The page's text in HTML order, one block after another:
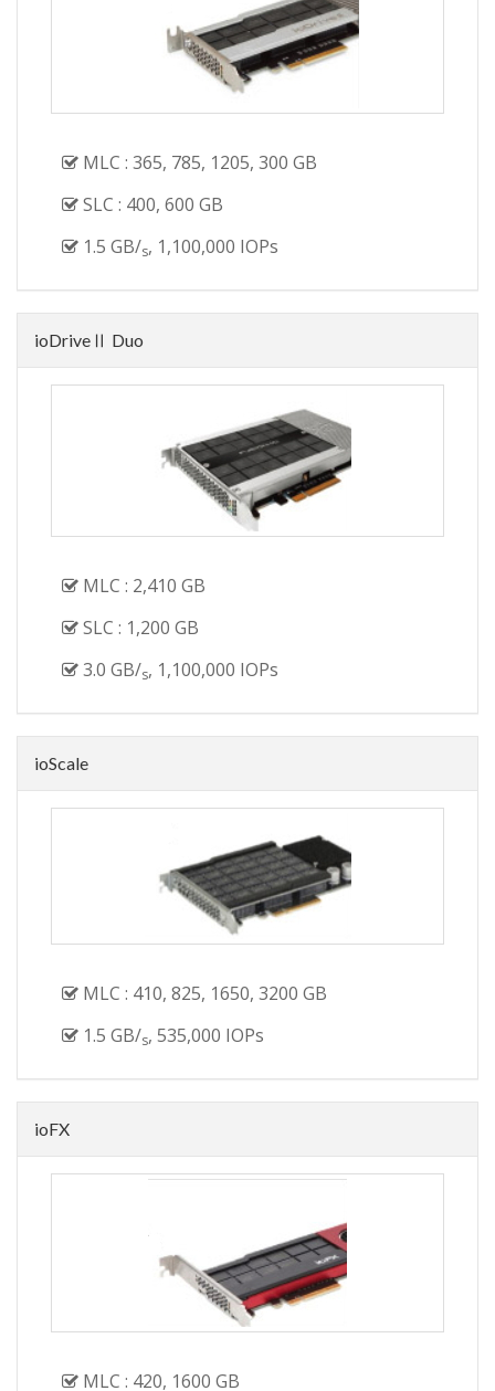
MLC : 365, 785, 1205, 300 GB
SLC : 400, 600 GB
1.5 GB/s, 1,100,000 IOPs
ioDriveⅡ Duo
MLC : 2,410 GB
SLC : 1,200 GB
3.0 GB/s, 1,100,000 IOPs
ioScale
MLC : 410, 825, 1650, 3200 GB
1.5 GB/s, 535,000 IOPs
ioFX
MLC : 420, 1600 GB